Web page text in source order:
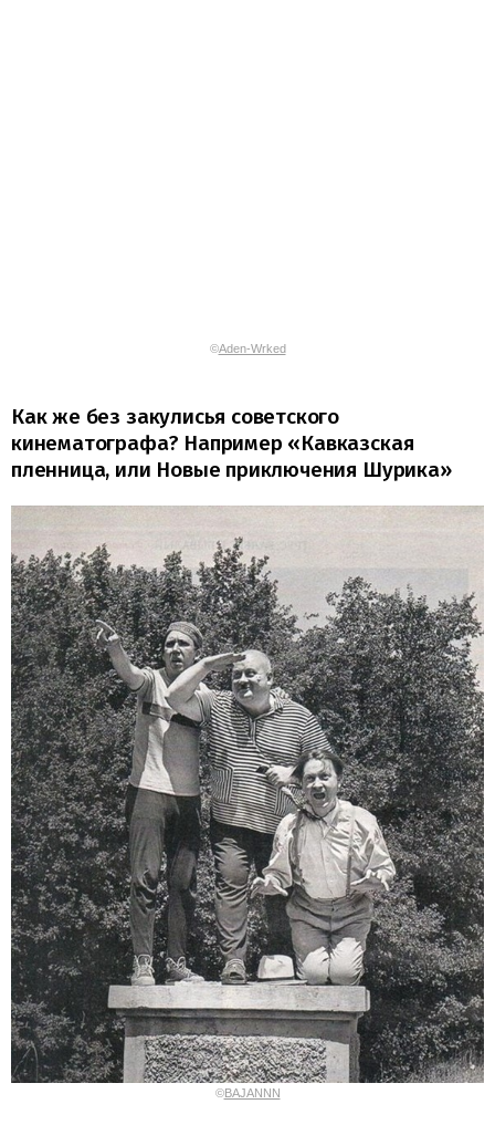
©Aden-Wrked
Как же без закулисья советского
кинематографа? Например «Кавказская
пленница, или Новые приключения Шурика»
©BAJANNN